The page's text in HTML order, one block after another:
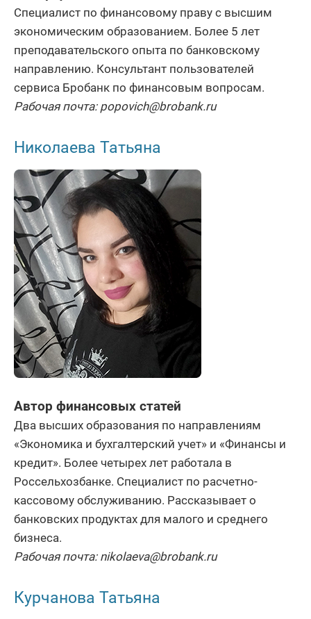
Специалист по финансовому праву с высшим
экономическим образованием. Более 5 лет
преподавательского опыта по банковскому
направлению. Консультант пользователей
сервиса Бробанк по финансовым вопросам.
Рабочая почта: popovich@brobank.ru
Николаева Татьяна
Автор финансовых статей
Два высших образования по направлениям
«Экономика и бухгалтерский учет» и «Финансы и
кредит». Более четырех лет работала в
Россельхозбанке. Специалист по расчетно-
кассовому обслуживанию. Рассказывает о
банковских продуктах для малого и среднего
бизнеса.
Рабочая почта: nikolaeva@brobank.ru
Курчанова Татьяна